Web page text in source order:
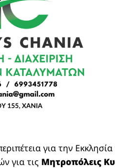
για την
για τις Μητροπόλεις